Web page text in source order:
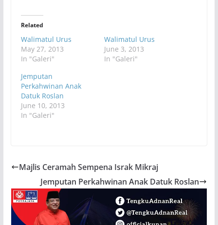
Related
Walimatul Urus
May 27, 2013
In "Galeri"
Walimatul Urus
June 3, 2013
In "Galeri"
Jemputan
Perkahwinan Anak
Datuk Roslan
June 10, 2013
In "Galeri"
Majlis Ceramah Sempena Israk Mikraj
Jemputan Perkahwinan Anak Datuk Roslan